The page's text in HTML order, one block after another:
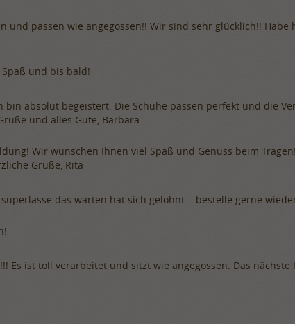
und passen wie angegossen!! Wir sind sehr glücklich!!
und bis bald!
bin absolut begeistert. Die Schuhe passen perfekt und die
und alles Gute, Barbara
Wir wünschen Ihnen viel Spaß und Genuss beim
Grüße, Rita
das warten hat sich gelohnt... bestelle gerne
Es ist toll verarbeitet und sitzt wie angegossen. Das